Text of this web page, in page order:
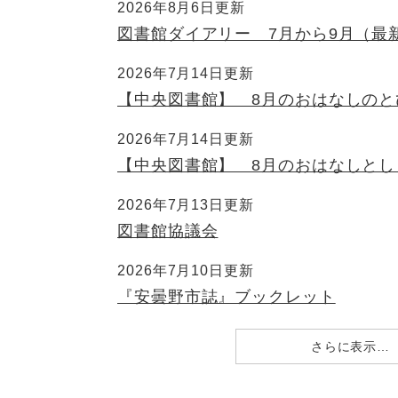
2026年8月6日更新
図書館ダイアリー 7月から9月（最
2026年7月14日更新
【中央図書館】 8月のおはなしのと
2026年7月14日更新
【中央図書館】 8月のおはなしとし
2026年7月13日更新
図書館協議会
2026年7月10日更新
『安曇野市誌』ブックレット
さらに表示…